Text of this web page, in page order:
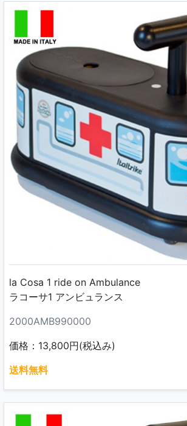
la Cosa 1 ride on Ambulance
ラコーサ1 アンビュランス
2000AMB990000
価格：13,800円(税込み)
送料無料